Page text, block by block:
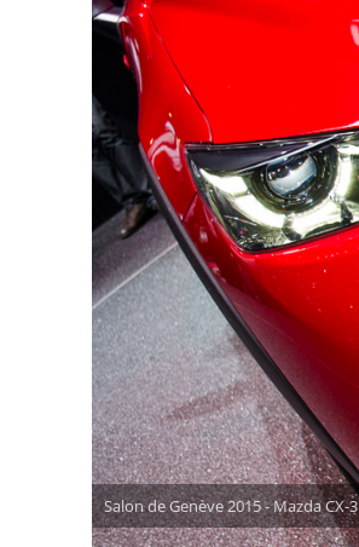
Salon de Genève 2015 - Mazda CX-3